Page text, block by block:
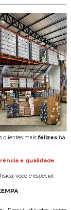
clientes mais felizes há
e qualidade.
você é especial.